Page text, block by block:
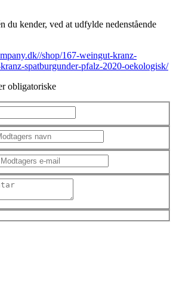
du kender, ved at udfylde nedenstående
shop/167-weingut-kranz-
spatburgunder-pfalz-2020-oekologisk/
obligatoriske